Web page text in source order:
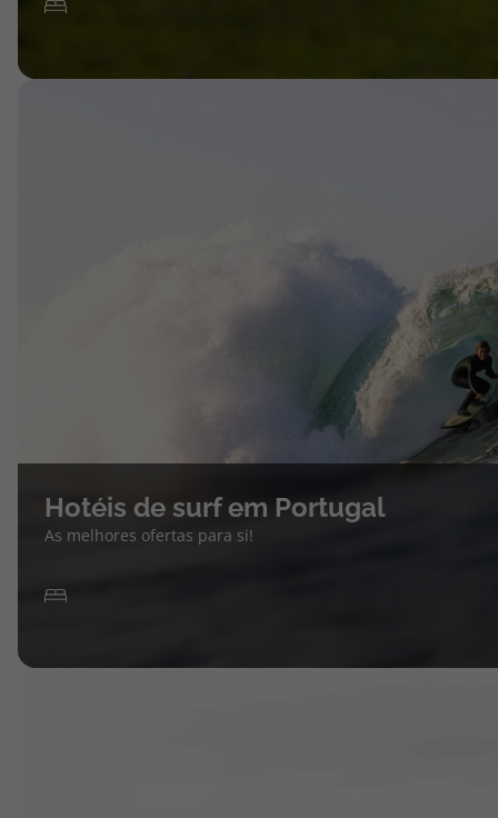
Hotéis de surf em Portugal
As melhores ofertas para si!